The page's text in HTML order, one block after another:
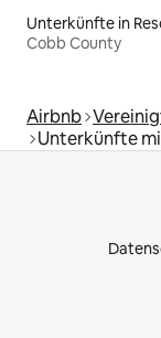
Unterkünfte in
Cobb County
Airbnb
Unterkünfte